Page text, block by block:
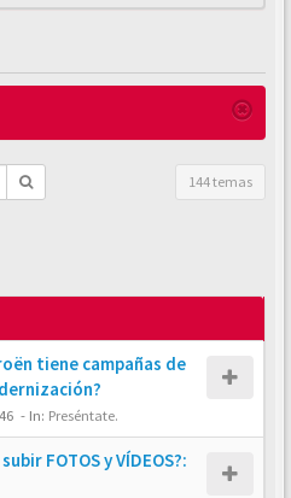
144 temas
tiene campañas de
- In: Preséntate.
FOTOS y VÍDEOS?: